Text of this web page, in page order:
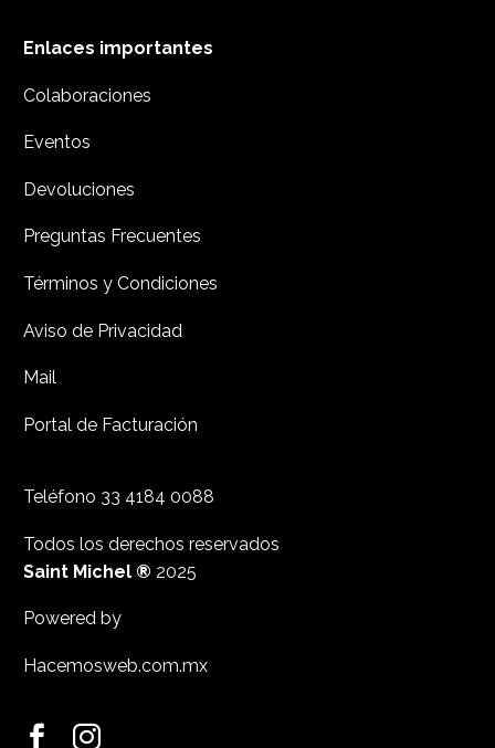
Enlaces importantes
Colaboraciones
Eventos
Devoluciones
Preguntas Frecuentes
Términos y Condiciones
Aviso de Privacidad
Mail
Portal de Facturación
Teléfono 33 4184 0088
Todos los derechos reservados
Saint Michel ® 2025
Powered by
Hacemosweb.com.mx